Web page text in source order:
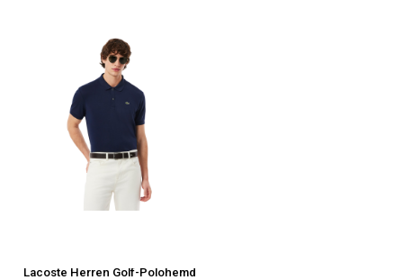
Lacoste Herren Golf-Polohemd